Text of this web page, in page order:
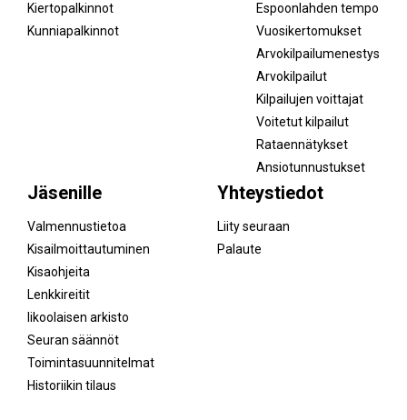
Kiertopalkinnot
Kunniapalkinnot
Espoonlahden tempo
Vuosikertomukset
Arvokilpailumenestys
Arvokilpailut
Kilpailujen voittajat
Voitetut kilpailut
Rataennätykset
Ansiotunnustukset
Jäsenille
Valmennustietoa
Kisailmoittautuminen
Kisaohjeita
Lenkkireitit
Iikoolaisen arkisto
Seuran säännöt
Toimintasuunnitelmat
Historiikin tilaus
Yhteystiedot
Liity seuraan
Palaute